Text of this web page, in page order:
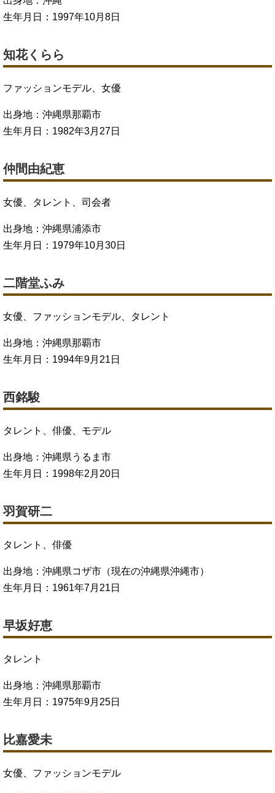
生年月日：1997年10月8日
知花くらら
ファッションモデル、女優
出身地：沖縄県那覇市
生年月日：1982年3月27日
仲間由紀恵
女優、タレント、司会者
出身地：沖縄県浦添市
生年月日：1979年10月30日
二階堂ふみ
女優、ファッションモデル、タレント
出身地：沖縄県那覇市
生年月日：1994年9月21日
西銘駿
タレント、俳優、モデル
出身地：沖縄県うるま市
生年月日：1998年2月20日
羽賀研二
タレント、俳優
出身地：沖縄県コザ市（現在の沖縄県沖縄市）
生年月日：1961年7月21日
早坂好恵
タレント
出身地：沖縄県那覇市
生年月日：1975年9月25日
比嘉愛未
女優、ファッションモデル